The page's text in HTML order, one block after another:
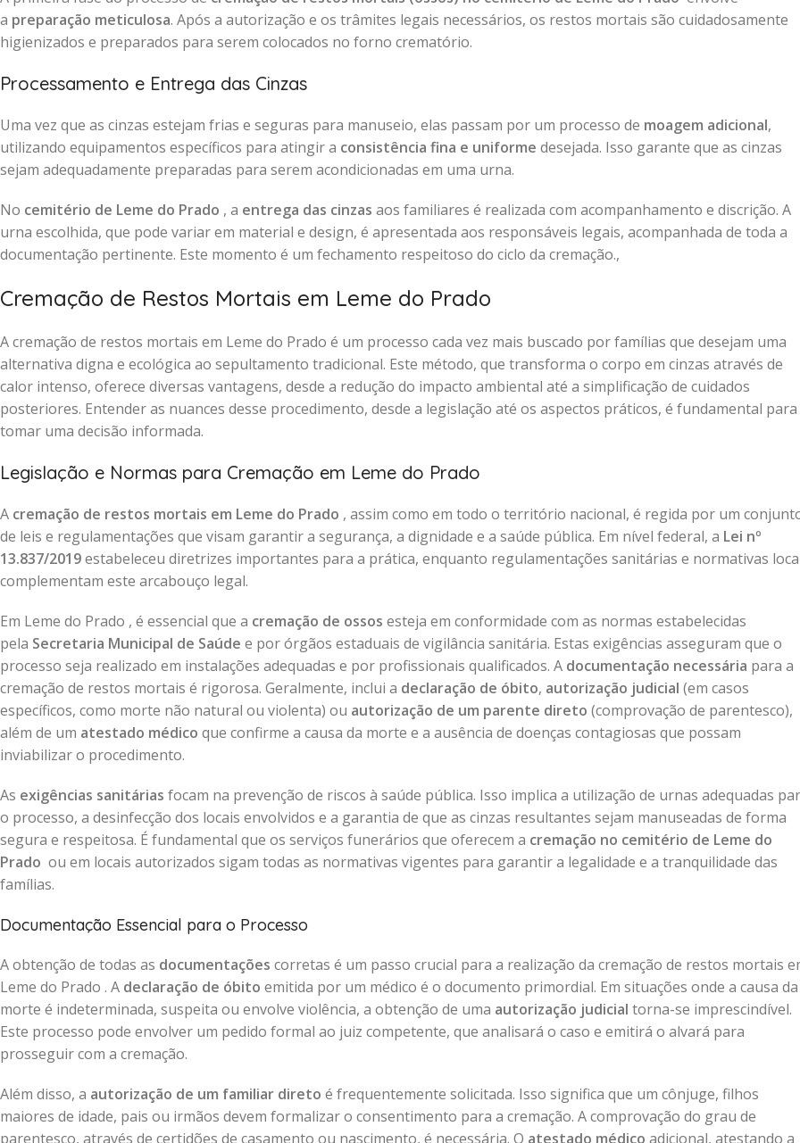
a preparação meticulosa. Após a autorização e os trâmites legais necessários, os restos mortais são cuidadosamente
higienizados e preparados para serem colocados no forno crematório.
Processamento e Entrega das Cinzas
Uma vez que as cinzas estejam frias e seguras para manuseio, elas passam por um processo de moagem adicional,
utilizando equipamentos específicos para atingir a consistência fina e uniforme desejada. Isso garante que as cinzas
sejam adequadamente preparadas para serem acondicionadas em uma urna.
No cemitério de Leme do Prado , a entrega das cinzas aos familiares é realizada com acompanhamento e discrição. A
urna escolhida, que pode variar em material e design, é apresentada aos responsáveis legais, acompanhada de toda a
documentação pertinente. Este momento é um fechamento respeitoso do ciclo da cremação.,
Cremação de Restos Mortais em Leme do Prado
A cremação de restos mortais em Leme do Prado é um processo cada vez mais buscado por famílias que desejam uma
alternativa digna e ecológica ao sepultamento tradicional. Este método, que transforma o corpo em cinzas através de
calor intenso, oferece diversas vantagens, desde a redução do impacto ambiental até a simplificação de cuidados
posteriores. Entender as nuances desse procedimento, desde a legislação até os aspectos práticos, é fundamental para
tomar uma decisão informada.
Legislação e Normas para Cremação em Leme do Prado
A cremação de restos mortais em Leme do Prado , assim como em todo o território nacional, é regida por um
de leis e regulamentações que visam garantir a segurança, a dignidade e a saúde pública. Em nível federal, a Lei nº
13.837/2019estabeleceu diretrizes importantes para a prática, enquanto regulamentações sanitárias e normativas
complementam este arcabouço legal.
Em Leme do Prado , é essencial que a cremação de ossos esteja em conformidade com as normas estabelecidas
pela Secretaria Municipal de Saúde e por órgãos estaduais de vigilância sanitária. Estas exigências asseguram que o
processo seja realizado em instalações adequadas e por profissionais qualificados. A documentação necessária para a
cremação de restos mortais é rigorosa. Geralmente, inclui a declaração de óbito, autorização judicial (em casos
específicos, como morte não natural ou violenta) ou autorização de um parente direto (comprovação de parentesco),
além de um atestado médico que confirme a causa da morte e a ausência de doenças contagiosas que possam
inviabilizar o procedimento.
As exigências sanitárias focam na prevenção de riscos à saúde pública. Isso implica a utilização de urnas adequadas
o processo, a desinfecção dos locais envolvidos e a garantia de que as cinzas resultantes sejam manuseadas de forma
segura e respeitosa. É fundamental que os serviços funerários que oferecem a cremação no cemitério de Leme do
Prado ou em locais autorizados sigam todas as normativas vigentes para garantir a legalidade e a tranquilidade das
famílias.
Documentação Essencial para o Processo
A obtenção de todas as documentações corretas é um passo crucial para a realização da cremação de restos mortais
Leme do Prado . A declaração de óbito emitida por um médico é o documento primordial. Em situações onde a causa da
morte é indeterminada, suspeita ou envolve violência, a obtenção de uma autorização judicial torna-se imprescindível.
Este processo pode envolver um pedido formal ao juiz competente, que analisará o caso e emitirá o alvará para
prosseguir com a cremação.
Além disso, a autorização de um familiar direto é frequentemente solicitada. Isso significa que um cônjuge, filhos
maiores de idade, pais ou irmãos devem formalizar o consentimento para a cremação. A comprovação do grau de
parentesco, através de certidões de casamento ou nascimento, é necessária. O atestado médico adicional, atestando a